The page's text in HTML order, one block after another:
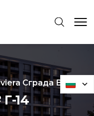
Сграда В
14